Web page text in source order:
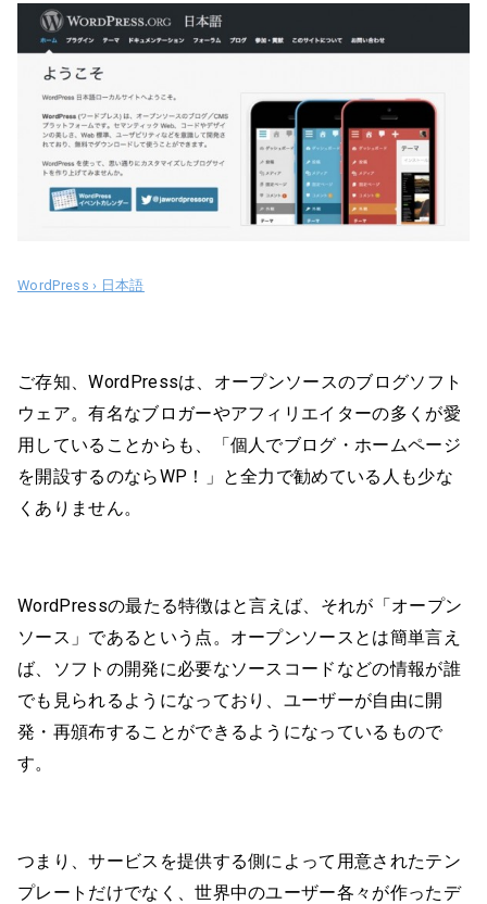
WordPress › 日本語
ご存知、WordPressは、オープンソースのブログソフト
ウェア。有名なブロガーやアフィリエイターの多くが愛
用していることからも、「個人でブログ・ホームページ
を開設するのならWP！」と全力で勧めている人も少な
くありません。
WordPressの最たる特徴はと言えば、それが「オープン
ソース」であるという点。オープンソースとは簡単言え
ば、ソフトの開発に必要なソースコードなどの情報が誰
でも見られるようになっており、ユーザーが自由に開
発・再頒布することができるようになっているもので
す。
つまり、サービスを提供する側によって用意されたテン
プレートだけでなく、世界中のユーザー各々が作ったデ